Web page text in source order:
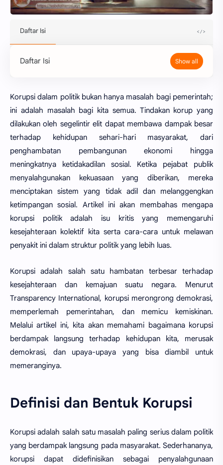
Daftar Isi
Korupsi dalam politik bukan hanya masalah bagi pemerintah;
ini adalah masalah bagi kita semua. Tindakan korup yang
dilakukan oleh segelintir elit dapat membawa dampak besar
terhadap kehidupan sehari-hari masyarakat, dari
penghambatan pembangunan ekonomi hingga
meningkatnya ketidakadilan sosial. Ketika pejabat publik
menyalahgunakan kekuasaan yang diberikan, mereka
menciptakan sistem yang tidak adil dan melanggengkan
ketimpangan sosial. Artikel ini akan membahas mengapa
korupsi politik adalah isu kritis yang memengaruhi
kesejahteraan kolektif kita serta cara-cara untuk melawan
penyakit ini dalam struktur politik yang lebih luas.
Korupsi adalah salah satu hambatan terbesar terhadap
kesejahteraan dan kemajuan suatu negara. Menurut
Transparency International, korupsi merongrong demokrasi,
memperlemah pemerintahan, dan memicu kemiskinan.
Melalui artikel ini, kita akan memahami bagaimana korupsi
berdampak langsung terhadap kehidupan kita, merusak
demokrasi, dan upaya-upaya yang bisa diambil untuk
memeranginya.
Definisi dan Bentuk Korupsi
Korupsi adalah salah satu masalah paling serius dalam politik
yang berdampak langsung pada masyarakat. Sederhananya,
korupsi dapat didefinisikan sebagai penyalahgunaan